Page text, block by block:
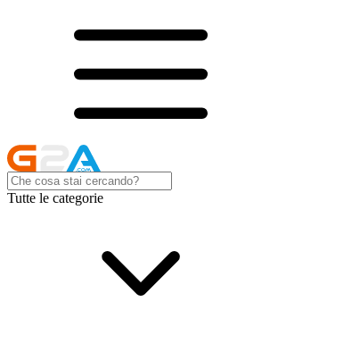
Tutte le categorie